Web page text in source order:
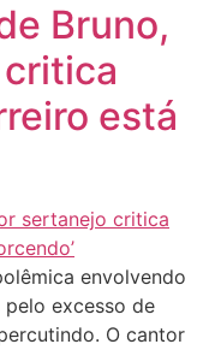
Bruno,
está
envolvendo
pelo excesso de
O cantor